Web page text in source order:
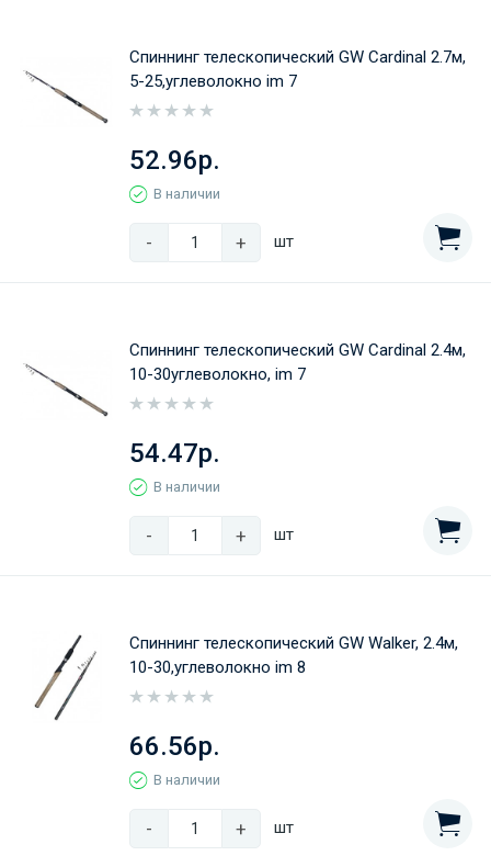
Спиннинг телескопический GW Cardinal 2.7м,
5-25,углеволокно im 7
52.96р.
В наличии
- + шт
Спиннинг телескопический GW Cardinal 2.4м,
10-30углеволокно, im 7
54.47р.
В наличии
- + шт
Спиннинг телескопический GW Walker, 2.4м,
10-30,углеволокно im 8
66.56р.
В наличии
- + шт